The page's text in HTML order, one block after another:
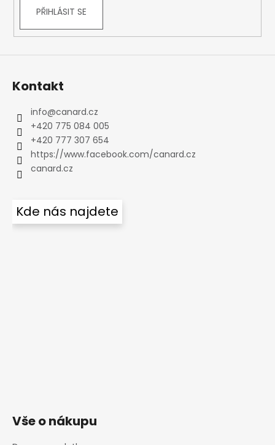
PŘIHLÁSIT SE
Kontakt
info@canard.cz
+420 775 084 005
+420 777 307 654
https://www.facebook.com/canard.cz
canard.cz
Kde nás najdete
Vše o nákupu